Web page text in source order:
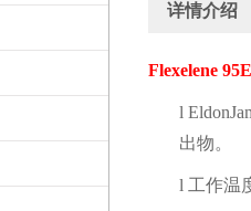
详情介绍
Flexelene 95E
l
出物。
l 工作温